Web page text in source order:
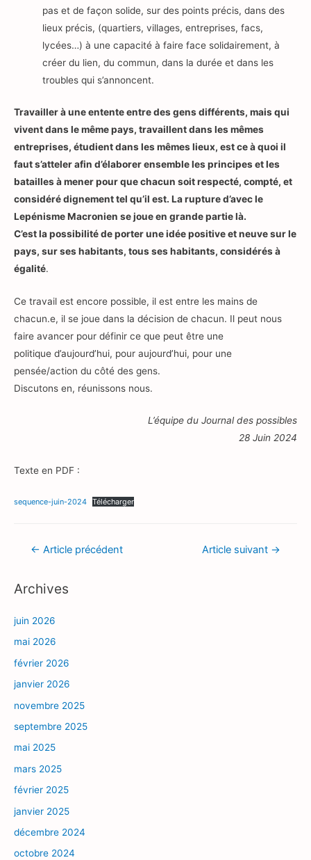
pas et de façon solide, sur des points précis, dans des
lieux précis, (quartiers, villages, entreprises, facs,
lycées…) à une capacité à faire face solidairement, à
créer du lien, du commun, dans la durée et dans les
troubles qui s’annoncent.
Travailler à une entente entre des gens différents, mais qui
vivent dans le même pays, travaillent dans les mêmes
entreprises, étudient dans les mêmes lieux, est ce à quoi il
faut s’atteler afin d’élaborer ensemble les principes et les
batailles à mener pour que chacun soit respecté, compté, et
considéré dignement tel qu’il est. La rupture d’avec le
Lepénisme Macronien se joue en grande partie là.
C’est la possibilité de porter une idée positive et neuve sur le
pays, sur ses habitants, tous ses habitants, considérés à
égalité.
Ce travail est encore possible, il est entre les mains de
chacun.e, il se joue dans la décision de chacun. Il peut nous
faire avancer pour définir ce que peut être une
politique d’aujourd’hui, pour aujourd’hui, pour une
pensée/action du côté des gens.
Discutons en, réunissons nous.
L’équipe du Journal des possibles
28 Juin 2024
Texte en PDF :
sequence-juin-2024 Télécharger
Navigation
l’article
← Article précédent Article suivant →
Archives
juin 2026
mai 2026
février 2026
janvier 2026
novembre 2025
septembre 2025
mai 2025
mars 2025
février 2025
janvier 2025
décembre 2024
octobre 2024